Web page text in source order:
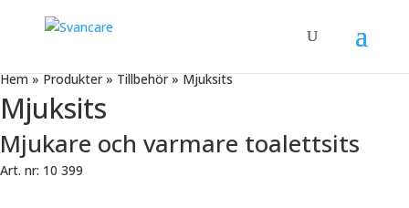
Hem»Produkter»Tillbehör»Mjuksits
Mjuksits
Mjukare och varmare toalettsits
Art. nr: 10 399